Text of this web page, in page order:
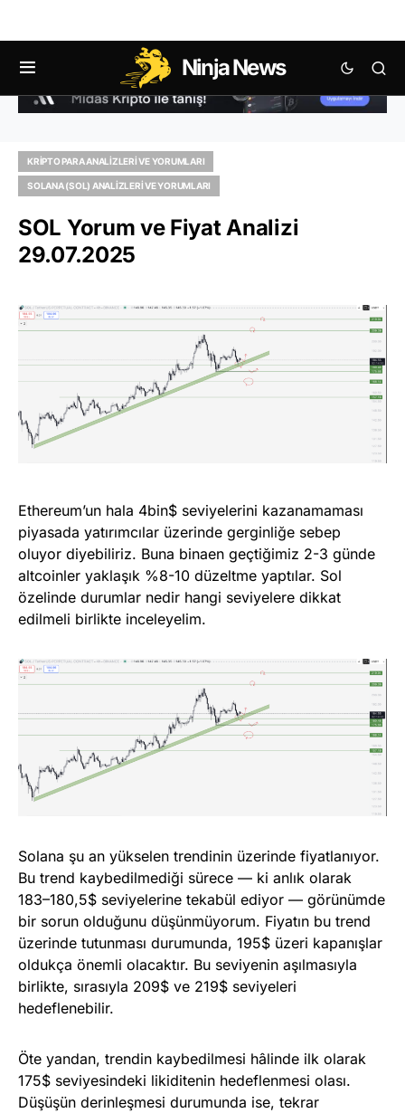
Ninja News
KRIPTO PARA ANALIZLERI VE YORUMLARI
SOLANA (SOL) ANALIZLERI VE YORUMLARI
SOL Yorum ve Fiyat Analizi
29.07.2025
Ethereum’un hala 4bin$ seviyelerini kazanamaması
piyasada yatırımcılar üzerinde gerginliğe sebep
oluyor diyebiliriz. Buna binaen geçtiğimiz 2-3 günde
altcoinler yaklaşık %8-10 düzeltme yaptılar. Sol
özelinde durumlar nedir hangi seviyelere dikkat
edilmeli birlikte inceleyelim.
Solana şu an yükselen trendinin üzerinde fiyatlanıyor.
Bu trend kaybedilmediği sürece — ki anlık olarak
183–180,5$ seviyelerine tekabül ediyor — görünümde
bir sorun olduğunu düşünmüyorum. Fiyatın bu trend
üzerinde tutunması durumunda, 195$ üzeri kapanışlar
oldukça önemli olacaktır. Bu seviyenin aşılmasıyla
birlikte, sırasıyla 209$ ve 219$ seviyeleri
hedeflenebilir.
Öte yandan, trendin kaybedilmesi hâlinde ilk olarak
175$ seviyesindeki likiditenin hedeflenmesi olası.
Düşüşün derinleşmesi durumunda ise, tekrar